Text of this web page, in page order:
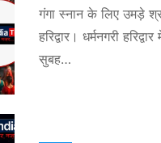
गंगा स्नान के लिए उमड़े
हरिद्वार। धर्मनगरी
सुबह…